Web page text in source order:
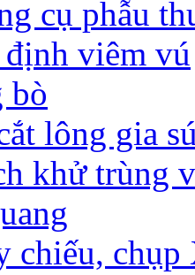
cụ phẫu
viêm vú
bò
lông gia
khử trùng
chiếu, chụp